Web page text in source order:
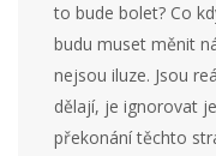
to bude bolet? Co
budu muset měnit
nejsou iluze. Jsou
dělají, je ignorovat
překonání těchto